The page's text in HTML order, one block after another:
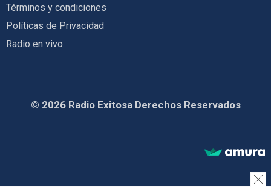
Términos y condiciones
Políticas de Privacidad
Radio en vivo
© 2026 Radio Exitosa Derechos Reservados